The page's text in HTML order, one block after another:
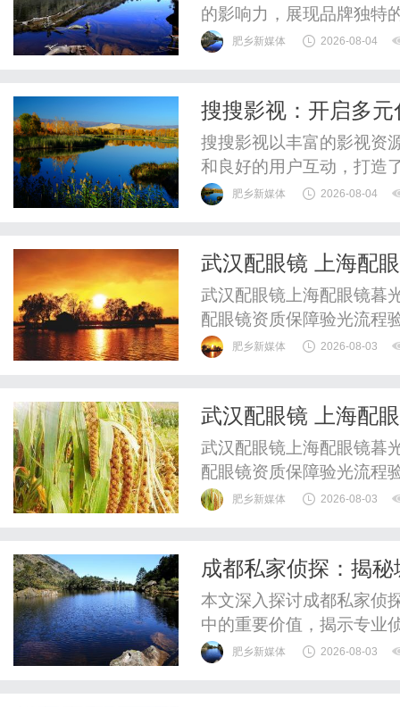
的影响力，展现品牌独特
肥乡新媒体 2026-08-04
搜搜影视：开启多
搜搜影视以丰富的影视资
和良好的用户互动，打造
平台。肥乡新媒体 2026-08-04
武汉配眼镜 上海配
武汉配眼镜上海配眼镜暮
配眼镜资质保障验光流程
惠，兼顾高专业度与高性
肥乡新媒体 2026-08-03
武汉配眼镜 上海配
武汉配眼镜上海配眼镜暮
配眼镜资质保障验光流程
惠，兼顾高专业度与高性
肥乡新媒体 2026-08-03
成都私家侦探：揭
本文深入探讨成都私家侦
中的重要价值，揭示专业
肥乡新媒体 2026-08-03